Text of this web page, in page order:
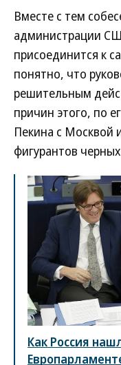
Вместе с тем
администрации
присоединится к
понятно, что
решительным
причин этого, по
Пекина с Москвой
фигурантов
Как Россия